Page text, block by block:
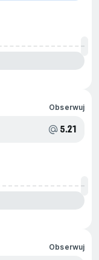
Obserwuj
5.21
Obserwuj